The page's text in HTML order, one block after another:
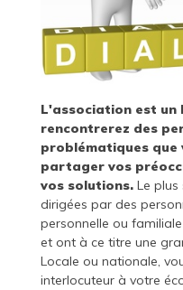
L'association est un
rencontrerez des
problématiques que
partager vos
vos solutions. Le plus
dirigées par des
personnelle ou
et ont à ce titre une
Locale ou nationale,
interlocuteur à votre